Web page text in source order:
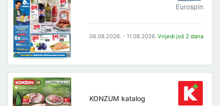
Eurospin
06.08.2026. - 11.08.2026. Vrijedi još 2 dana
KONZUM katalog